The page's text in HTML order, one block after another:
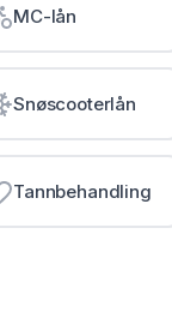
MC-lån
Snøscooterlån
Tannbehandling